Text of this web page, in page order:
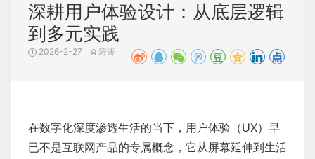
深耕用户体验设计：从底层逻辑
到多元实践
2026-2-27 涛涛
在数字化深度渗透生活的当下，用户体验（UX）早
已不是互联网产品的专属概念，它从屏幕延伸到生活